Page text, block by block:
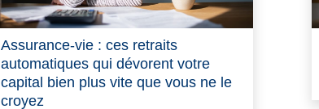
Assurance-vie : ces retraits
automatiques qui dévorent votre
capital bien plus vite que vous ne le
croyez